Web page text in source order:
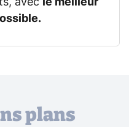
avec
le meilleur
plans